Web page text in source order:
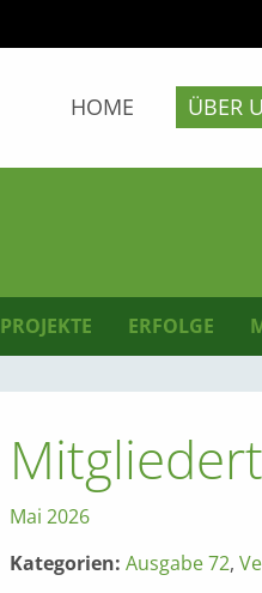
HOME ÜBER
PROJEKTE ERFOLGE
Mai 2026
Kategorien: Ausgabe 72,